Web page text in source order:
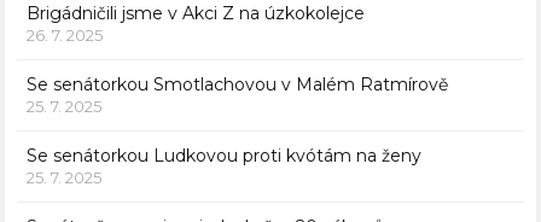
Brigádničili jsme v Akci Z na úzkokolejce
26. 7. 2025
Se senátorkou Smotlachovou v Malém Ratmírově
25. 7. 2025
Se senátorkou Ludkovou proti kvótám na ženy
25. 7. 2025